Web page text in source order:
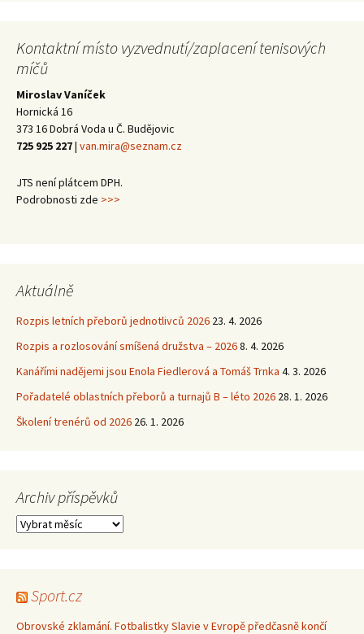
Kontaktní místo vyzvednutí/zaplacení tenisových
míčů
Miroslav Vaníček
Hornická 16
373 16 Dobrá Voda u Č. Budějovic
725 925 227| van.mira@seznam.cz
JTS není plátcem DPH.
Podrobnosti zde >>>
Aktuálně
Rozpis letních přeborů jednotlivců 2026 23. 4. 2026
Rozpis a rozlosování smíšená družstva – 20268. 4. 2026
Kanářími nadějemi jsou Enola Fiedlerová a Tomáš Trnka 4. 3. 2026
Pořadatelé oblastních přeborů a turnajů B – léto 2026 28. 1. 2026
Školení trenérů od 2026 26. 1. 2026
Archiv příspěvků
Archiv
Sport.cz
Obrovské zklamání. Fotbalistky Slavie v Evropě předčasně končí